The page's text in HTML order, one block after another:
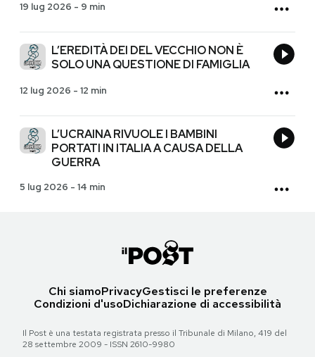
19 lug 2026 - 9 min
L’EREDITÀ DEI DEL VECCHIO NON È
SOLO UNA QUESTIONE DI FAMIGLIA
12 lug 2026 - 12 min
L’UCRAINA RIVUOLE I BAMBINI
PORTATI IN ITALIA A CAUSA DELLA
GUERRA
5 lug 2026 - 14 min
Chi siamoPrivacyGestisci le preferenze
Condizioni d'usoDichiarazione di accessibilità
Il Post è una testata registrata presso il Tribunale di Milano, 419 del
28 settembre 2009 - ISSN 2610-9980